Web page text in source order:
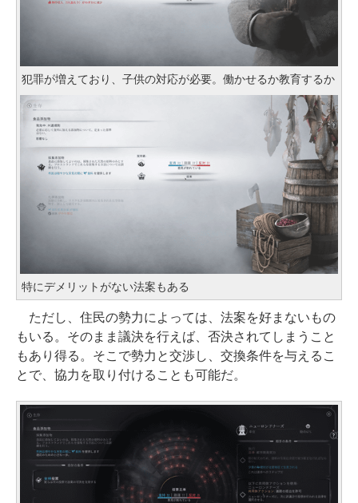
犯罪が増えており、子供の対応が必要。働かせるか教育するか
特にデメリットがない法案もある
ただし、住民の勢力によっては、法案を好まないもの
もいる。そのまま議決を行えば、否決されてしまうこと
もあり得る。そこで勢力と交渉し、交換条件を与えるこ
とで、協力を取り付けることも可能だ。